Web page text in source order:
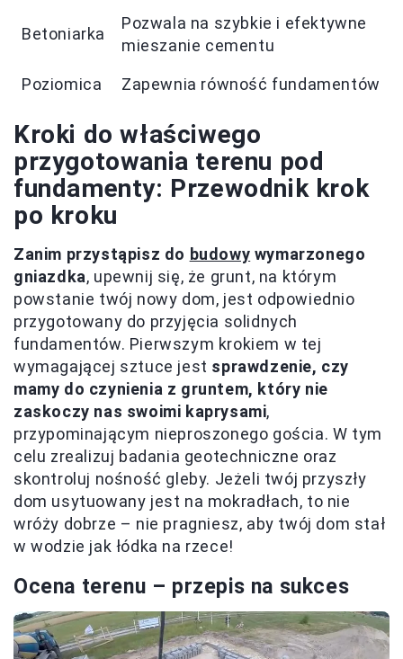
Betoniarka
Pozwala na szybkie i efektywne
mieszanie cementu
Poziomica Zapewnia równość fundamentów
Kroki do właściwego
przygotowania terenu pod
fundamenty: Przewodnik krok
po kroku
Zanim przystąpisz do budowy wymarzonego
gniazdka, upewnij się, że grunt, na którym
powstanie twój nowy dom, jest odpowiednio
przygotowany do przyjęcia solidnych
fundamentów. Pierwszym krokiem w tej
wymagającej sztuce jest sprawdzenie, czy
mamy do czynienia z gruntem, który nie
zaskoczy nas swoimi kaprysami,
przypominającym nieproszonego gościa. W tym
celu zrealizuj badania geotechniczne oraz
skontroluj nośność gleby. Jeżeli twój przyszły
dom usytuowany jest na mokradłach, to nie
wróży dobrze – nie pragniesz, aby twój dom stał
w wodzie jak łódka na rzece!
Ocena terenu – przepis na sukces